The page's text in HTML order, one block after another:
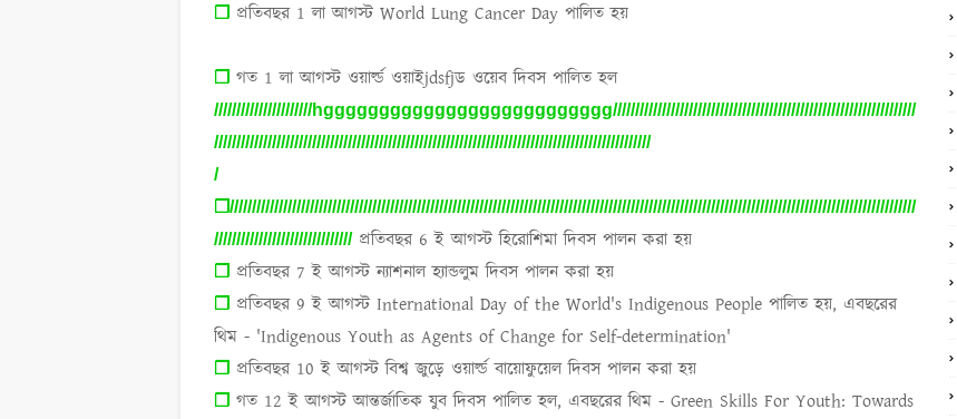
❐ প্রতিবছর 1লা আগস্ট World Lung Cancer Day পালিত হয়
❐ গত 1লা আগস্ট ওয়ার্ল্ড ওয়াইjdsfjড ওয়েব দিবস পালিত হল
//////////////////////hgggggggggggggggggggggggggg////////////////////////////////////////////////////////////////////
//////////////////////////////////////////////////////////////////////////////////////////////////
/
❐//////////////////////////////////////////////////////////////////////////////////////////////////////////////////////////////////////////////////////////
/////////////////////////////// প্রতিবছর 6ই আগস্ট হিরোশিমা দিবস পালন করা হয়
❐ প্রতিবছর 7ই আগস্ট ন্যাশনাল হ্যান্ডলুম দিবস পালন করা হয়
❐ প্রতিবছর 9ই আগস্ট International Day of the World's Indigenous People পালিত হয়, এবছরের
থিম - 'Indigenous Youth as Agents of Change for Self-determination'
❐ প্রতিবছর 10ই আগস্ট বিশ্ব জুড়ে ওয়ার্ল্ড বায়োফুয়েল দিবস পালন করা হয়
❐ গত 12ই আগস্ট আন্তর্জাতিক যুব দিবস পালিত হল, এবছরের থিম - Green Skills For Youth: Towards